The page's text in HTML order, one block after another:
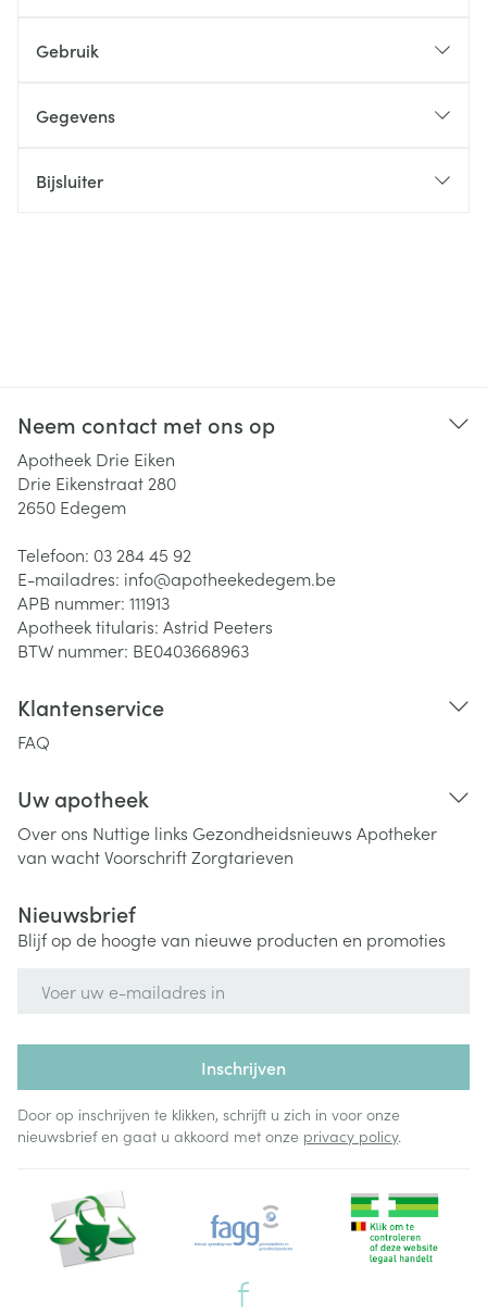
Gebruik
Gegevens
Bijsluiter
Neem contact met ons op
Apotheek Drie Eiken
Drie Eikenstraat 280
2650 Edegem
Telefoon: 03 284 45 92
E-mailadres: info@apotheekedegem.be
APB nummer: 111913
Apotheek titularis: Astrid Peeters
BTW nummer: BE0403668963
Klantenservice
FAQ
Uw apotheek
Over ons Nuttige links Gezondheidsnieuws Apotheker
van wachtVoorschriftZorgtarieven
Nieuwsbrief
Blijf op de hoogte van nieuwe producten en promoties
Inschrijven
Door op inschrijven te klikken, schrijft u zich in voor onze
nieuwsbrief en gaat u akkoord met onze privacy policy.